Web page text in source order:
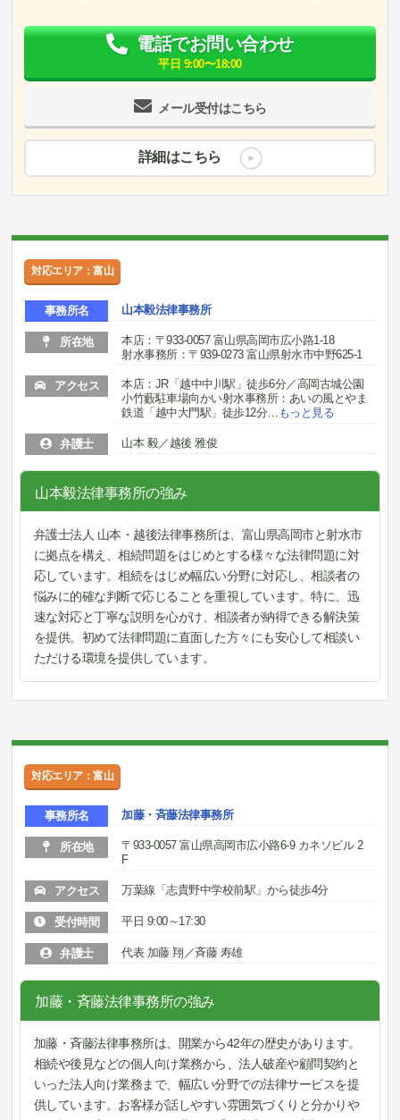
メール受付はこちら
電話でお問い合わせ
平日 9:00〜18:00
詳細はこちら
対応エリア：富山
事務所名 山本毅法律事務所
所在地
本店：〒933-0057 富山県高岡市広小路1-18
射水事務所：〒939-0273 富山県射水市中野625-1
アクセス
本店：JR「越中中川駅」徒歩6分／高岡古城公園
小竹藪駐車場向かい射水事務所：あいの風とやま
鉄道「越中大門駅」徒歩12分… もっと見る
弁護士 山本 毅／越後 雅俊
山本毅法律事務所の強み
弁護士法人 山本・越後法律事務所は、富山県高岡市と射水市
に拠点を構え、相続問題をはじめとする様々な法律問題に対
応しています。相続をはじめ幅広い分野に対応し、相談者の
悩みに的確な判断で応じることを重視しています。特に、迅
速な対応と丁寧な説明を心がけ、相談者が納得できる解決策
を提供。初めて法律問題に直面した方々にも安心して相談い
ただける環境を提供しています。
対応エリア：富山
事務所名 加藤・斉藤法律事務所
所在地
〒933-0057 富山県高岡市広小路6-9 カネソビル 2
F
アクセス 万葉線「志貴野中学校前駅」から徒歩4分
受付時間 平日 9:00～17:30
弁護士 代表 加藤 翔／斉藤 寿雄
加藤・斉藤法律事務所の強み
加藤・斉藤法律事務所は、開業から42年の歴史があります。
相続や後見などの個人向け業務から、法人破産や顧問契約と
いった法人向け業務まで、幅広い分野での法律サービスを提
供しています。お客様が話しやすい雰囲気づくりと分かりや